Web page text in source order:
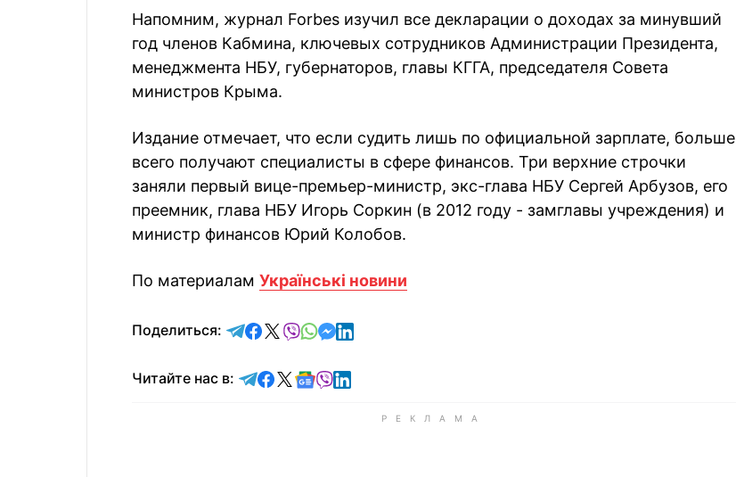
Напомним, журнал Forbes изучил все декларации о доходах за минувший
год членов Кабмина, ключевых сотрудников Администрации Президента,
менеджмента НБУ, губернаторов, главы КГГА, председателя Совета
министров Крыма.
Издание отмечает, что если судить лишь по официальной зарплате, больше
всего получают специалисты в сфере финансов. Три верхние строчки
заняли первый вице-премьер-министр, экс-глава НБУ Сергей Арбузов, его
преемник, глава НБУ Игорь Соркин (в 2012 году - замглавы учреждения) и
министр финансов Юрий Колобов.
По материалам Українські новини
Поделиться: отправить в Telegram
поделиться в Facebook
поделиться в X
отправить в Viber
отправить в Whatsapp
отправить в Messenger
отправить в LinkedIn
Читайте нас в: Читайте в Telegram
Читайте в Facebook
Читайте в X
Читайте в Google news
Читайте в Viber
Читайте в LinkedIn